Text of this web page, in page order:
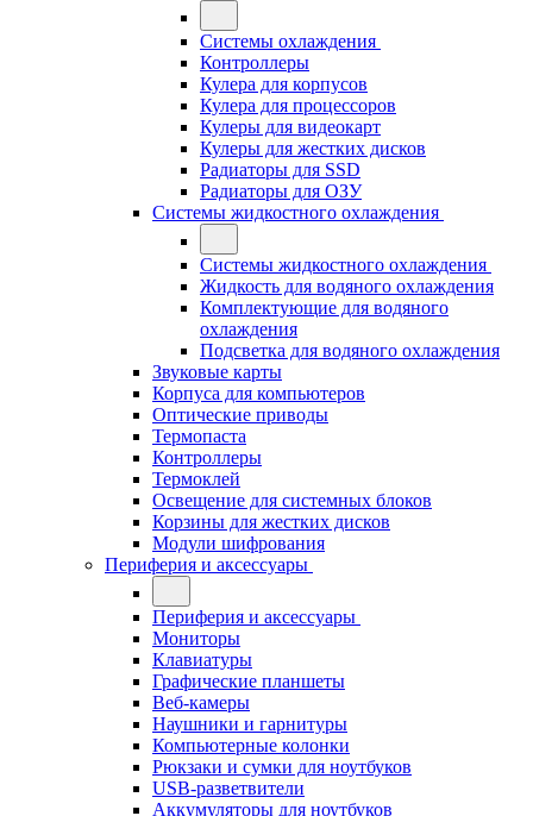
Системы охлаждения
Контроллеры
Кулера для корпусов
Кулера для процессоров
Кулеры для видеокарт
Кулеры для жестких дисков
Радиаторы для SSD
Радиаторы для ОЗУ
Системы жидкостного охлаждения
Системы жидкостного охлаждения
Жидкость для водяного охлаждения
Комплектующие для водяного
охлаждения
Подсветка для водяного охлаждения
Звуковые карты
Корпуса для компьютеров
Оптические приводы
Термопаста
Контроллеры
Термоклей
Освещение для системных блоков
Корзины для жестких дисков
Модули шифрования
Периферия и аксессуары
Периферия и аксессуары
Мониторы
Клавиатуры
Графические планшеты
Веб-камеры
Наушники и гарнитуры
Компьютерные колонки
Рюкзаки и сумки для ноутбуков
USB-разветвители
Аккумуляторы для ноутбуков